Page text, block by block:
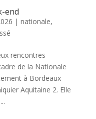
end
| nationale,
rencontres
de la Nationale
à Bordeaux
Aquitaine 2. Elle